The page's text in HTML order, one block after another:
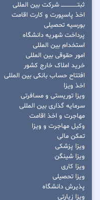
ثبتــــــــــــــــ شرکت بین المللی
اخذ پاسپورت و کارت اقامت
بورسیه تحصیلی
پرداخت شهریه دانشگاه
استخدام بین المللی
امور حقوقی بین المللی
خرید املاک خارج کشور
افتتاح حساب بانکی بین المللی
اخذ ویزا
ویزا توریستی و مسافرتی
سرمایه گذاری بین المللی
مهاجرت و اخذ اقامت
وکیل مهاجرت و ویزا
تمکن مالی
ویزا پزشکی
ویزا شینگن
ویزا کاری
ویزا تحصیلی
پذیرش دانشگاه
ویزا زیارتی